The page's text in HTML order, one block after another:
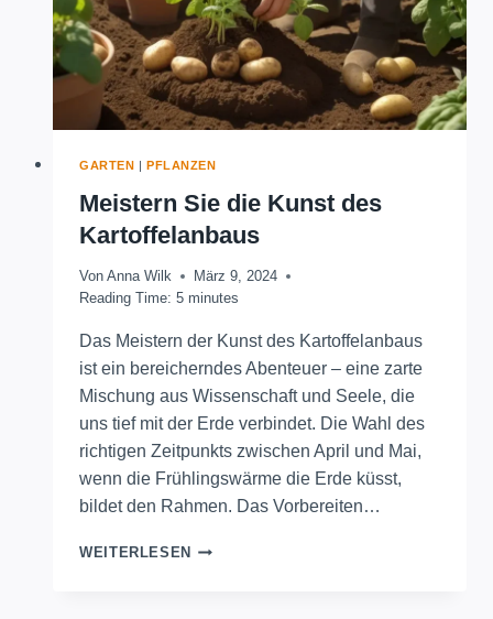
GARTEN |PFLANZEN
Meistern Sie die Kunst des
Kartoffelanbaus
Von Anna Wilk
März 9, 2024
Reading Time: 5 minutes
Das Meistern der Kunst des Kartoffelanbaus
ist ein bereicherndes Abenteuer – eine zarte
Mischung aus Wissenschaft und Seele, die
uns tief mit der Erde verbindet. Die Wahl des
richtigen Zeitpunkts zwischen April und Mai,
wenn die Frühlingswärme die Erde küsst,
bildet den Rahmen. Das Vorbereiten…
WEITERLESEN
MEISTERN